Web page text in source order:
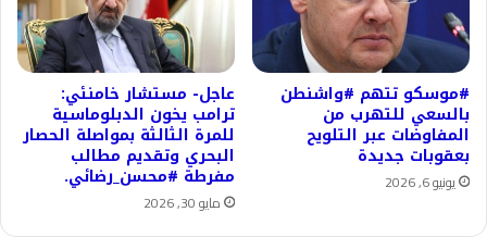
#موسكو تتهم #واشنطن
بالسعي للتهرب من
المفاوضات عبر التلويح
بعقوبات جديدة
يونيو 6, 2026
عاجل- مستشار خامنئي:
ترامب يخون الدبلوماسية
للمرة الثالثة بمواصلة الحصار
البحري وتقديم مطالب
مفرطة #محسن_رضائي.
مايو 30, 2026